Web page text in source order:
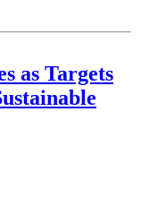
as Targets